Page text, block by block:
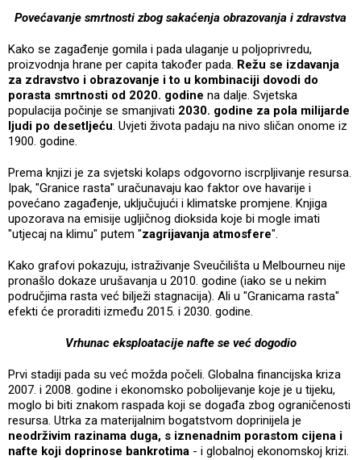
Povećavanje smrtnosti zbog sakaćenja obrazovanja i zdravstva
Kako se zagađenje gomila i pada ulaganje u poljoprivredu,
proizvodnja hrane per capita također pada. Režu se izdavanja
za zdravstvo i obrazovanje i to u kombinaciji dovodi do
porasta smrtnosti od 2020. godine na dalje. Svjetska
populacija počinje se smanjivati 2030. godine za pola milijarde
ljudi po desetljeću. Uvjeti života padaju na nivo sličan onome iz
1900. godine.
Prema knjizi je za svjetski kolaps odgovorno iscrpljivanje resursa.
Ipak, "Granice rasta" uračunavaju kao faktor ove havarije i
povećano zagađenje, uključujući i klimatske promjene. Knjiga
upozorava na emisije ugljičnog dioksida koje bi mogle imati
"utjecaj na klimu" putem "zagrijavanja atmosfere".
Kako grafovi pokazuju, istraživanje Sveučilišta u Melbourneu nije
pronašlo dokaze urušavanja u 2010. godine (iako se u nekim
područjima rasta već bilježi stagnacija). Ali u "Granicama rasta"
efekti će proraditi između 2015. i 2030. godine.
Vrhunac eksploatacije nafte se već dogodio
Prvi stadiji pada su već možda počeli. Globalna financijska kriza
2007. i 2008. godine i ekonomsko pobolijevanje koje je u tijeku,
moglo bi biti znakom raspada koji se događa zbog ograničenosti
resursa. Utrka za materijalnim bogatstvom doprinijela je
neodrživim razinama duga, s iznenadnim porastom cijena i
nafte koji doprinose bankrotima - i globalnoj ekonomskoj krizi.